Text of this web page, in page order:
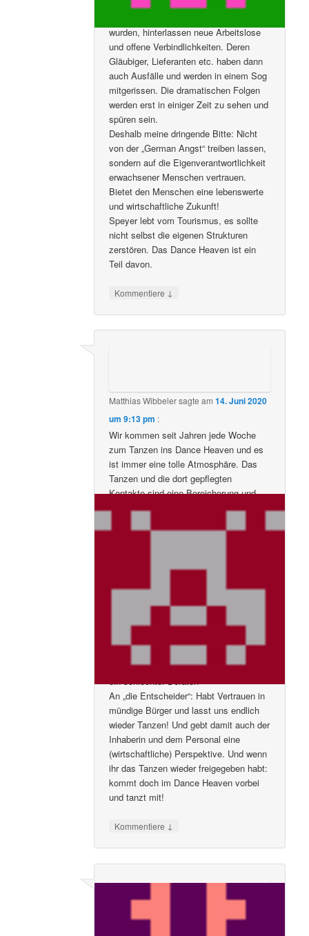
wurden, hinterlassen neue Arbeitslose
und offene Verbindlichkeiten. Deren
Gläubiger, Lieferanten etc. haben dann
auch Ausfälle und werden in einem Sog
mitgerissen. Die dramatischen Folgen
werden erst in einiger Zeit zu sehen und
spüren sein.
Deshalb meine dringende Bitte: Nicht
von der „German Angst“ treiben lassen,
sondern auf die Eigenverantwortlichkeit
erwachsener Menschen vertrauen.
Bietet den Menschen eine lebenswerte
und wirtschaftliche Zukunft!
Speyer lebt vom Tourismus, es sollte
nicht selbst die eigenen Strukturen
zerstören. Das Dance Heaven ist ein
Teil davon.
Kommentiere ↓
Matthias Wibbelersagte am14. Juni 2020
um 9:13 pm :
Wir kommen seit Jahren jede Woche
zum Tanzen ins Dance Heaven und es
ist immer eine tolle Atmosphäre. Das
Tanzen und die dort gepflegten
Kontakte sind eine Bereicherung und
Ausgleich für das ansonsten
wichtig für die Meisterung des Alltags
mehr? Denn Tanzen ist ein Weg, sich
mental und physisch fit zu halten! Wo
bleibt denn bei dem ganzen Corona-
der eigenen Courage – war schon immer
ein schlechter Berater!
An „die Entscheider“: Habt Vertrauen in
mündige Bürger und lasst uns endlich
wieder Tanzen! Und gebt damit auch der
Inhaberin und dem Personal eine
(wirtschaftliche) Perspektive. Und wenn
ihr das Tanzen wieder freigegeben habt:
kommt doch im Dance Heaven vorbei
und tanzt mit!
Kommentiere ↓